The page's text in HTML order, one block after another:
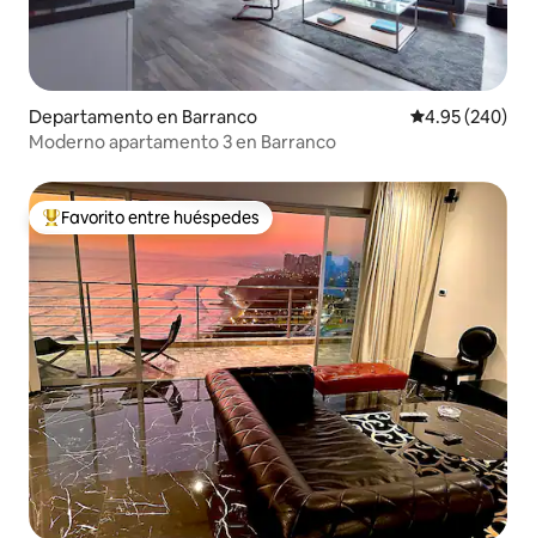
Departamento en Barranco Calificación
4.95 (240)
Moderno apartamento 3 en Barranco
De los mejores en Favorito entre huéspedes
Favorito entre huéspedes